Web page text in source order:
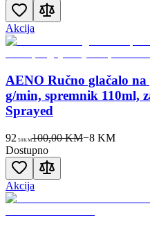
Akcija
AENO Ručno glačalo
g/min, spremnik 110ml,
Sprayed
92 50KM100,00 KM−8KM
Dostupno
Akcija